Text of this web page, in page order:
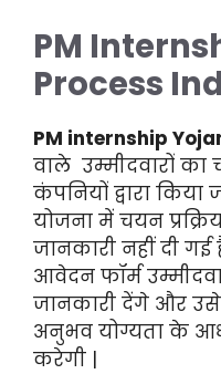
PM
Process
PM internship
वाले उम्मीदवारों
कंपनियों द्वारा किया
योजना में चयन
जानकारी नहीं दी
आवेदन फॉर्म
जानकारी देंगे और
अनुभव योग्यता के
करेगी |